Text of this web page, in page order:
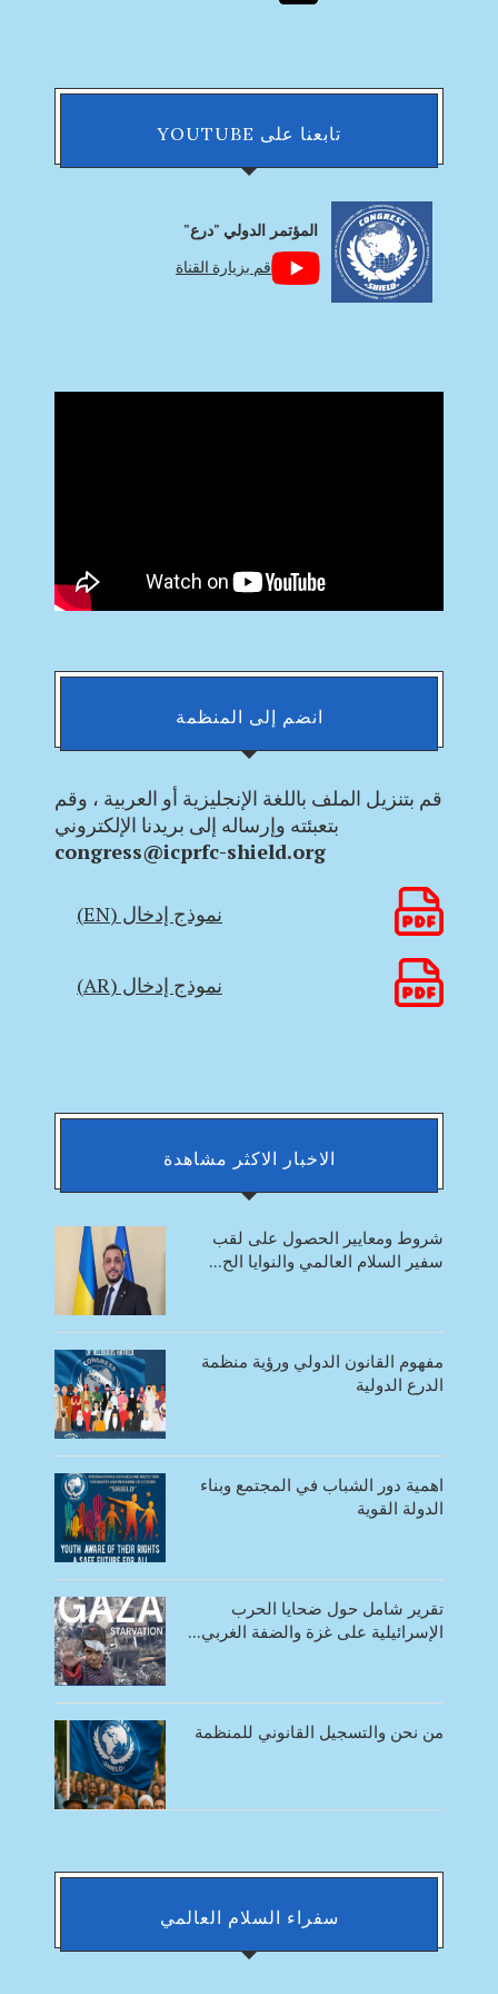
تابعنا على YOUTUBE
المؤتمر الدولي "درع"
قم بزيارة القناة
انضم إلى المنظمة
قم بتنزيل الملف باللغة الإنجليزية أو العربية ، وقم
بتعبئته وإرساله إلى بريدنا الإلكتروني
congress@icprfc-shield.org
نموذج إدخال (EN)
نموذج إدخال (AR)
الاخبار الاكثر مشاهدة
شروط ومعايير الحصول على لقب
سفير السلام العالمي والنوايا الح...
مفهوم القانون الدولي ورؤية منظمة
الدرع الدولية
اهمية دور الشباب في المجتمع وبناء
الدولة القوية
تقرير شامل حول ضحايا الحرب
الإسرائيلية على غزة والضفة الغربي...
من نحن والتسجيل القانوني للمنظمة
سفراء السلام العالمي